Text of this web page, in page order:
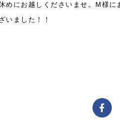
めにお越しくださいませ。M様
ございました！！